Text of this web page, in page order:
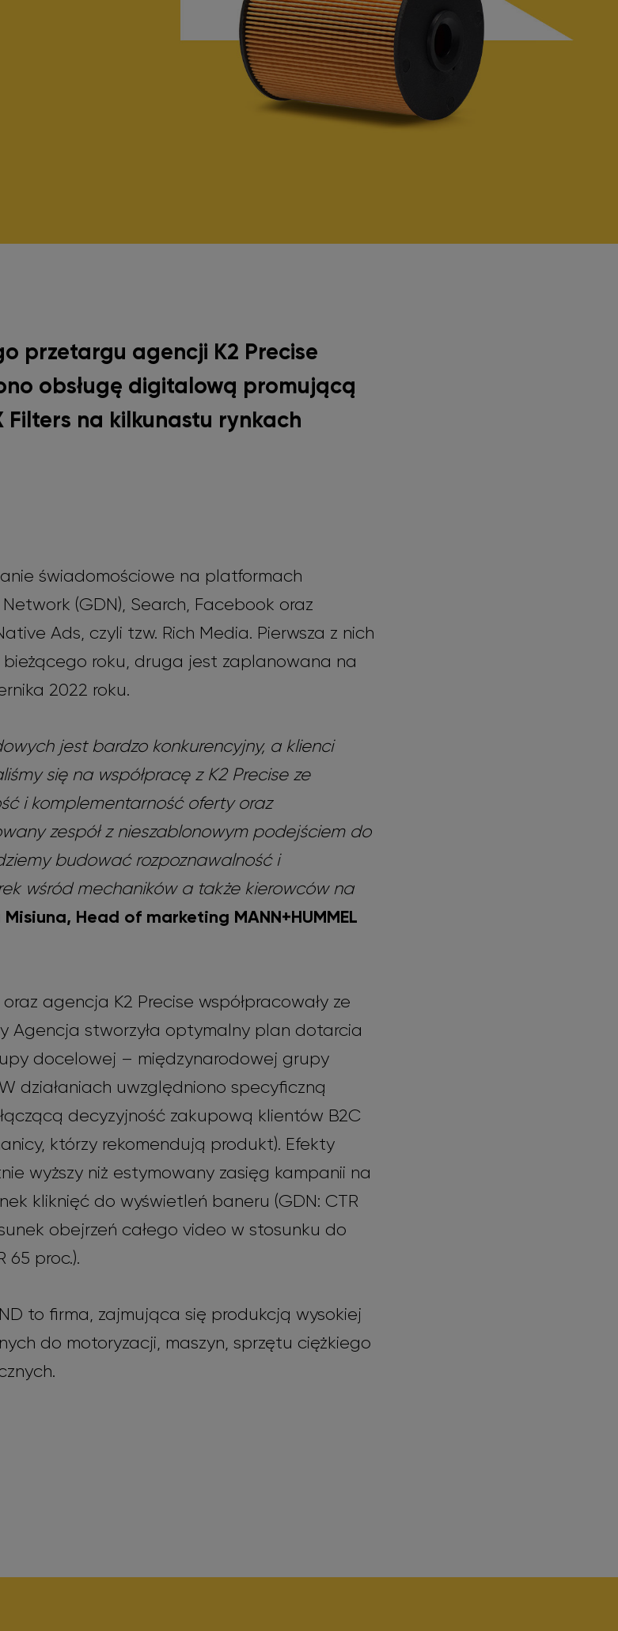
przetargu agencji K2 Precise
obsługę digitalową promującą
Filters na kilkunastu rynkach
świadomościowe na platformach
(GDN), Search, Facebook oraz
Ads, czyli tzw. Rich Media. Pierwsza z nich
bieżącego roku, druga jest zaplanowana na
2022 roku.
jest bardzo konkurencyjny, a klienci
się na współpracę z K2 Precise ze
i komplementarność oferty oraz
zespół z nieszablonowym podejściem do
budować rozpoznawalność i
wśród mechaników a także kierowców na
Head of marketing MANN+HUMMEL
agencja K2 Precise współpracowały ze
Agencja stworzyła optymalny plan dotarcia
docelowej – międzynarodowej grupy
działaniach uwzględniono specyficzną
decyzyjność zakupową klientów B2C
którzy rekomendują produkt). Efekty
wyższy niż estymowany zasięg kampanii na
kliknięć do wyświetleń baneru (GDN: CTR
obejrzeń całego video w stosunku do
65 proc.).
to firma, zajmująca się produkcją wysokiej
do motoryzacji, maszyn, sprzętu ciężkiego